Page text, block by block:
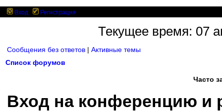
Вход Регистрация
Текущее время: 07
Сообщения без ответов | Активные темы
Список форумов
Часто
Вход на конференцию и